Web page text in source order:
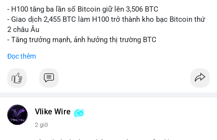
- H100 tăng ba lần số Bitcoin giữ lên 3,506 BTC
- Giao dịch 2,455 BTC làm H100 trở thành kho bạc Bitcoin thứ
2 châu Âu
- Tăng trưởng mạnh, ảnh hưởng thị trường BTC
#binancesquare
$btc
📰 Nguồn: Cointelegraph
Đọc thêm
Vlike Wire
2 giờ